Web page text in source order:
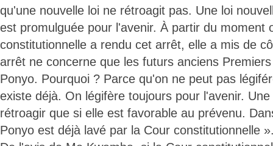
qu'une nouvelle loi ne rétroagit pas. Une loi
est promulguée pour l'avenir. À partir du moment
constitutionnelle a rendu cet arrêt, elle a mis de
arrêt ne concerne que les futurs anciens
Ponyo. Pourquoi ? Parce qu'on ne peut pas
existe déjà. On légifère toujours pour l'avenir.
rétroagir que si elle est favorable au prévenu.
Ponyo est déjà lavé par la Cour constitutionnelle